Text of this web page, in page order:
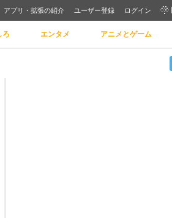
アプリ・拡張の紹介 ユーザー登録 ログイン
ろ エンタメ アニメとゲーム